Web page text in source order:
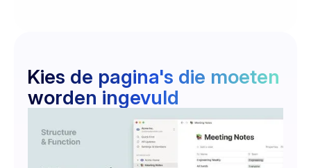
Kies de pagina's die moeten
worden ingevuld